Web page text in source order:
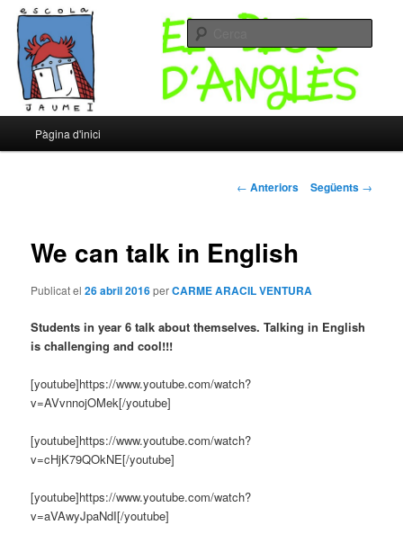
Escola Jaume I – Bloc d'Anglès
Un altre bloc d’XTECBlocs
principal
Aneu
principal
Pàgina d'inici
Navegació
← Anteriors Següents →
We can talk in English
Publicat el26 abril 2016perCARME ARACIL VENTURA
Students in year 6 talk about themselves. Talking in English
is challenging and cool!!!
[youtube]https://www.youtube.com/watch?
v=AVvnnojOMek[/youtube]
[youtube]https://www.youtube.com/watch?
v=cHjK79QOkNE[/youtube]
[youtube]https://www.youtube.com/watch?
v=aVAwyJpaNdI[/youtube]